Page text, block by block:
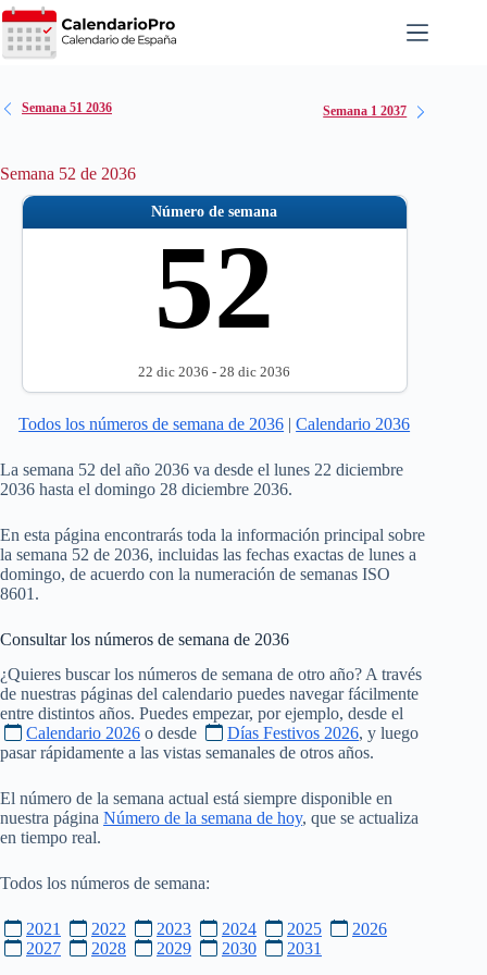
Saltar
al
contenido
Semana 51 2036 Semana 1 2037
Semana 52 de 2036
Número de semana
52
22 dic 2036 - 28 dic 2036
Todos los números de semana de 2036 |Calendario 2036
La semana 52 del año 2036 va desde el lunes 22 diciembre
2036 hasta el domingo 28 diciembre 2036.
En esta página encontrarás toda la información principal sobre
la semana 52 de 2036, incluidas las fechas exactas de lunes a
domingo, de acuerdo con la numeración de semanas ISO
8601.
Consultar los números de semana de 2036
¿Quieres buscar los números de semana de otro año? A través
de nuestras páginas del calendario puedes navegar fácilmente
entre distintos años. Puedes empezar, por ejemplo, desde el
Calendario 2026 o desde Días Festivos 2026, y luego
pasar rápidamente a las vistas semanales de otros años.
El número de la semana actual está siempre disponible en
nuestra página Número de la semana de hoy, que se actualiza
en tiempo real.
Todos los números de semana:
2021 2022 2023 2024 2025
2026
2027
2028 2029 2030 2031